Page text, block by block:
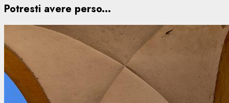
Potresti avere perso...